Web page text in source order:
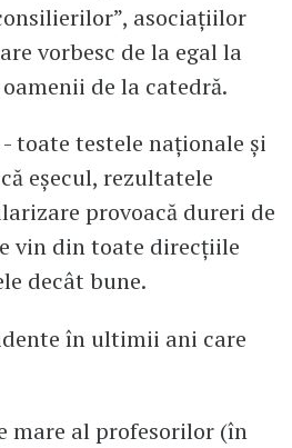
asociațiilor
vorbesc de la egal la
de la catedră.
toate testele naționale și
eșecul, rezultatele
provoacă dureri de
vin din toate direcțiile
decât bune.
în ultimii ani care
mare al profesorilor (în